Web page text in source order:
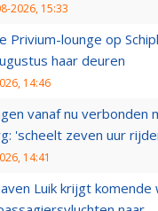
2026, 15:33
Privium-lounge op
haar deuren
14:46
vanaf nu verbonden
'scheelt zeven uur
14:41
Luik krijgt komende